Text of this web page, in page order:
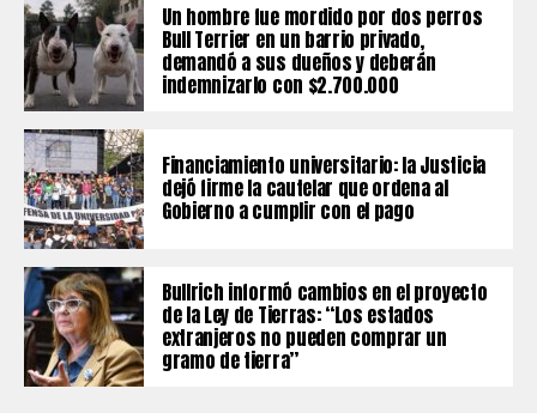
Un hombre fue mordido por dos perros
Bull Terrier en un barrio privado,
demandó a sus dueños y deberán
indemnizarlo con $2.700.000
Financiamiento universitario: la Justicia
dejó firme la cautelar que ordena al
Gobierno a cumplir con el pago
Bullrich informó cambios en el proyecto
de la Ley de Tierras: “Los estados
extranjeros no pueden comprar un
gramo de tierra”